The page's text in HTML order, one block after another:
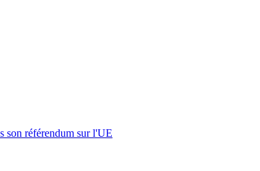
son référendum sur l'UE